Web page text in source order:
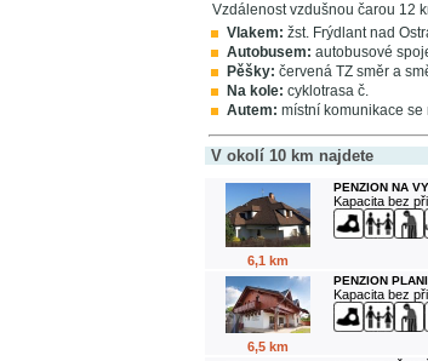
Vzdálenost vzdušnou čarou 12
Vlakem: žst. Frýdlant nad
Autobusem: autobusové
Pěšky: červená TZ směr a
Na kole: cyklotrasa č.
Autem: místní komunikace
V okolí 10 km najdete
6,1 km
PENZION NA
Kapacita bez
6,5 km
PENZION
Kapacita bez